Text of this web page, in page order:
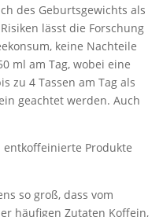
des Geburtsgewichts als
lässt die Forschung
keine Nachteile
ml am Tag, wobei eine
zu 4 Tassen am Tag als
geachtet werden. Auch
Produkte
so groß, dass vom
häufigen Zutaten Koffein,